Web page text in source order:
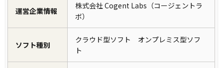
運営企業情報
株式会社 Cogent Labs（コージェントラ
ボ）
ソフト種別
クラウド型ソフト オンプレミス型ソフ
ト